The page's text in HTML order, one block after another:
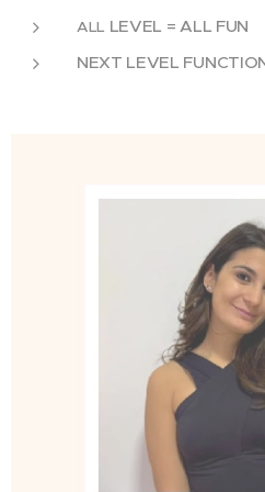
ALL LEVEL = ALL FUN
NEXT LEVEL